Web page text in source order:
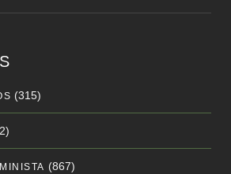
(315)
(867)